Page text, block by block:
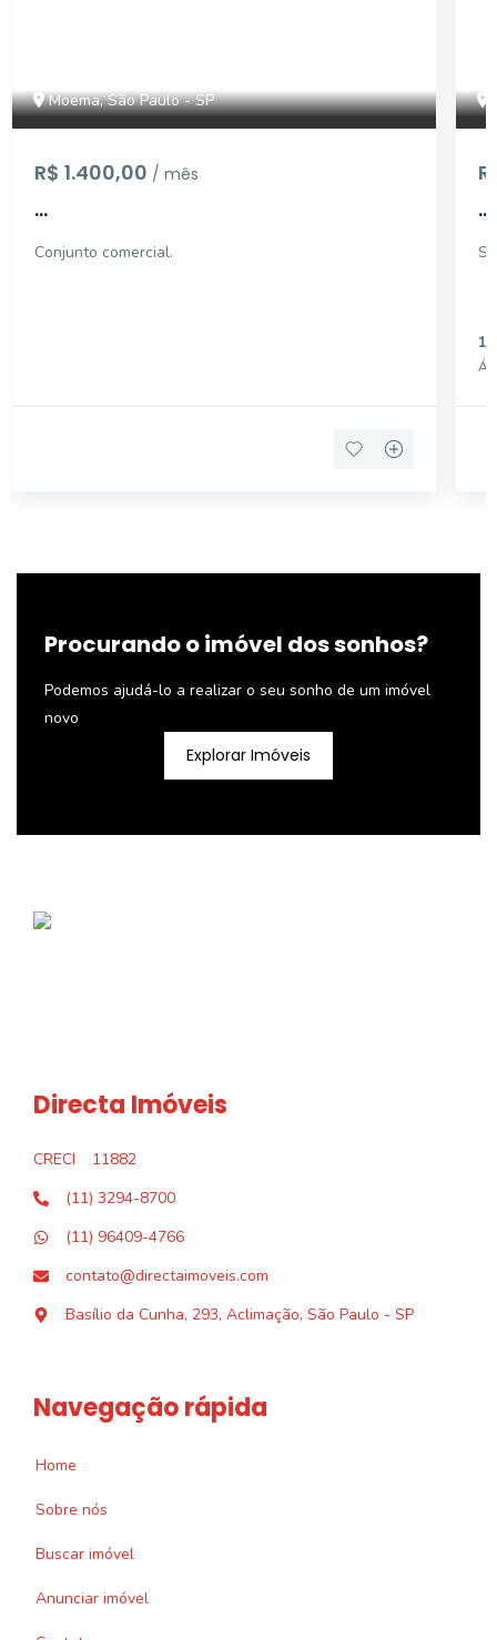
Moema, São Paulo - SP
R$ 1.400,00 / mês
...
Conjunto comercial.
...
Procurando o imóvel dos sonhos?
Podemos ajudá-lo a realizar o seu sonho de um imóvel
novo
Explorar Imóveis
Directa Imóveis
CRECI
11882
(11) 3294-8700
(11) 96409-4766
contato@directaimoveis.com
Basílio da Cunha, 293, Aclimação, São Paulo - SP
Navegação rápida
Home
Sobre nós
Buscar imóvel
Anunciar imóvel